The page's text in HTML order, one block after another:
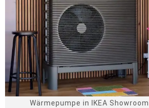
Wärmepumpe in IKEA